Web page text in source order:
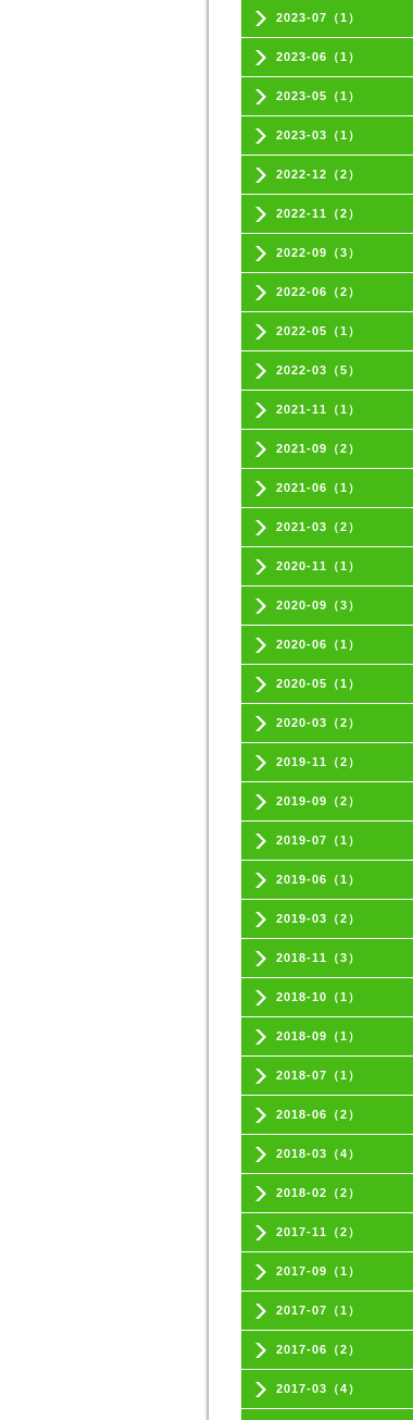
2023-07（1）
2023-06（1）
2023-05（1）
2023-03（1）
2022-12（2）
2022-11（2）
2022-09（3）
2022-06（2）
2022-05（1）
2022-03（5）
2021-11（1）
2021-09（2）
2021-06（1）
2021-03（2）
2020-11（1）
2020-09（3）
2020-06（1）
2020-05（1）
2020-03（2）
2019-11（2）
2019-09（2）
2019-07（1）
2019-06（1）
2019-03（2）
2018-11（3）
2018-10（1）
2018-09（1）
2018-07（1）
2018-06（2）
2018-03（4）
2018-02（2）
2017-11（2）
2017-09（1）
2017-07（1）
2017-06（2）
2017-03（4）